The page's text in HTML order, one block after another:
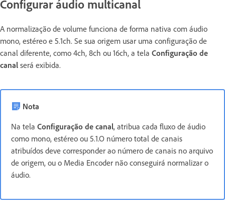
Configurar áudio multicanal
A normalização de volume funciona de forma nativa com áudio
mono, estéreo e 5.1ch. Se sua origem usar uma configuração de
canal diferente, como 4ch, 8ch ou 16ch, a tela Configuração de
canal será exibida.
Nota
Na tela Configuração de canal, atribua cada fluxo de áudio
como mono, estéreo ou 5.1.O número total de canais
atribuídos deve corresponder ao número de canais no arquivo
de origem, ou o Media Encoder não conseguirá normalizar o
áudio.